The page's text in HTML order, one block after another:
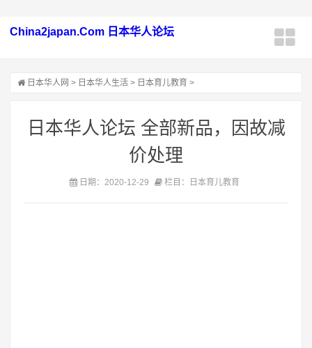
China2japan.Com 日本华人论坛
日本华人网 > 日本华人生活 > 日本育儿教育 >
日本华人论坛 全部新品，因故减
价处理
日期：2020-12-29 栏目：日本育儿教育